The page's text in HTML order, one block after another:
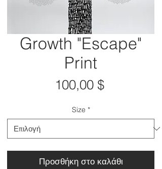
Growth "Escape"
Print
100,00 $Τιμή
Size *
Προσθήκη στο καλάθι